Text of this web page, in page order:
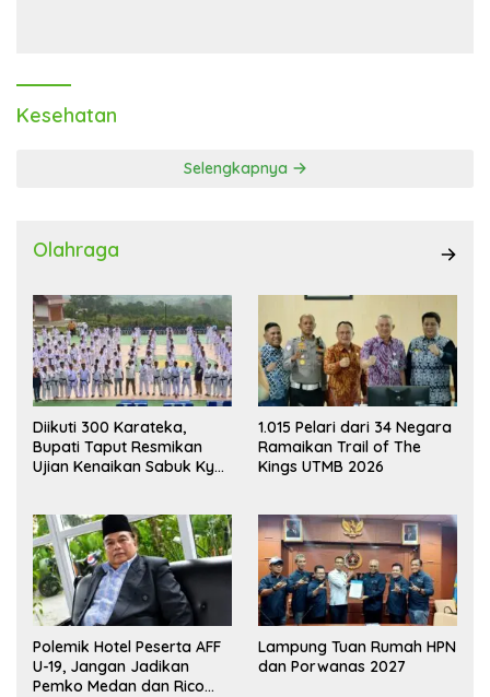
Kesehatan
Selengkapnya
Olahraga
Diikuti 300 Karateka,
Bupati Taput Resmikan
Ujian Kenaikan Sabuk Kyu
1.015 Pelari dari 34 Negara
Ramaikan Trail of The
Kings UTMB 2026
Polemik Hotel Peserta AFF
U-19, Jangan Jadikan
Pemko Medan dan Rico
Lampung Tuan Rumah HPN
dan Porwanas 2027